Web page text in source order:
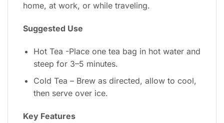
home, at work, or while traveling.
Suggested Use
Hot Tea -Place one tea bag in hot water and
steep for 3–5 minutes.
Cold Tea – Brew as directed, allow to cool,
then serve over ice.
Key Features